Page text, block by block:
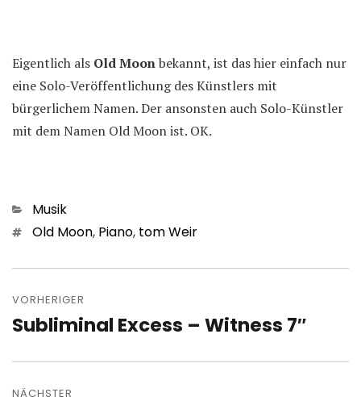
Eigentlich als Old Moonbekannt, ist das hier einfach nur
eine Solo-Veröffentlichung des Künstlers mit
bürgerlichem Namen. Der ansonsten auch Solo-Künstler
mit dem Namen Old Moon ist. OK.
Kategorien
Musik
Schlagwörter
Old Moon, Piano, tom Weir
VORHERIGER
Vorheriger
Subliminal Excess – Witness 7″
NÄCHSTER